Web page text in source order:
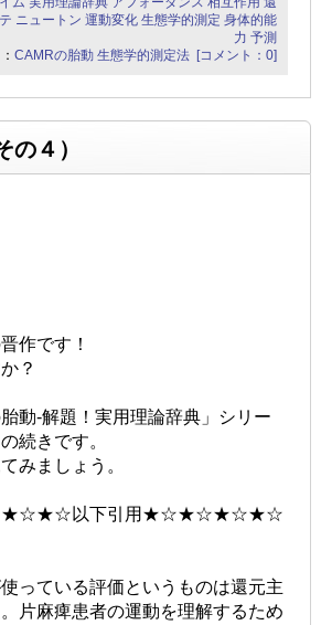
ニュートン 運動変化 生態学的測定 身体的能
力 予測
CAMRの胎動 生態学的測定法 [コメント：0]
の４）
作です！
？
動-解題！実用理論辞典」シリー
続きです。
みましょう。
以下引用★☆★☆★☆★☆
っている評価というものは還元主
片麻痺患者の運動を理解するため